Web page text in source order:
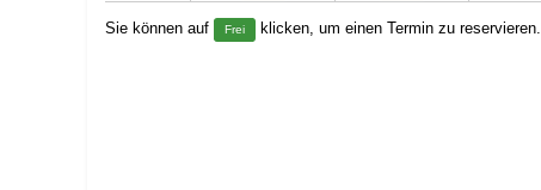
Sie können auf Frei klicken, um einen Termin zu reservieren.